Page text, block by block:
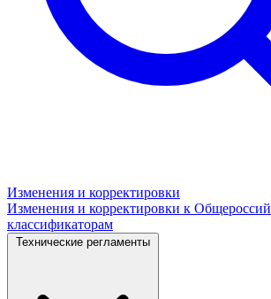
Изменения и корректировки
Изменения и корректировки к
классификаторам
Технические регламенты